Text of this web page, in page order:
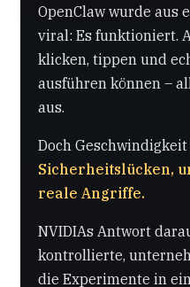
OpenClaw wurde aus
viral: Es funktioniert.
klicken, tippen und
ausführen können –
aus.
Doch
Sicherheitslücken,
reale Angriffe.
NVIDIAs Antwort
kontrollierte,
die Experimente in